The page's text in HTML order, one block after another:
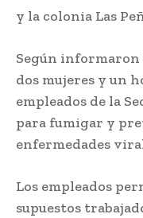
y la colonia Las
Según informaron
dos mujeres y un
empleados de la
para fumigar y
enfermedades
Los empleados
supuestos